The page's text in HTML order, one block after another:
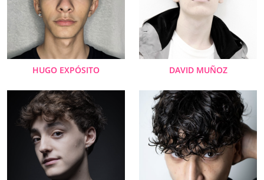
HUGO EXPÓSITO DAVID MUÑOZ